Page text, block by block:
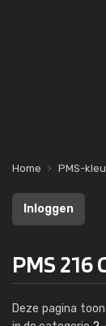
Home PMS-
Inloggen
PMS 216
Deze pagina